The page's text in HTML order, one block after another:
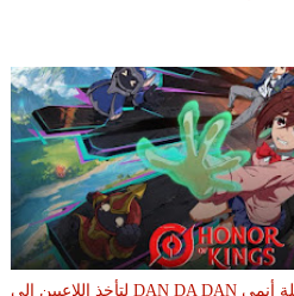
Honor of Kings تتعاون مع سلسلة أنمي DAN DA DAN لتأخذ اللاعبين إلى